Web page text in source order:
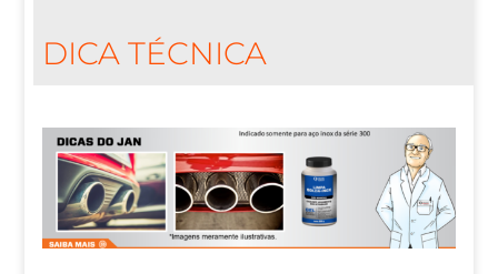
DICA TÉCNICA